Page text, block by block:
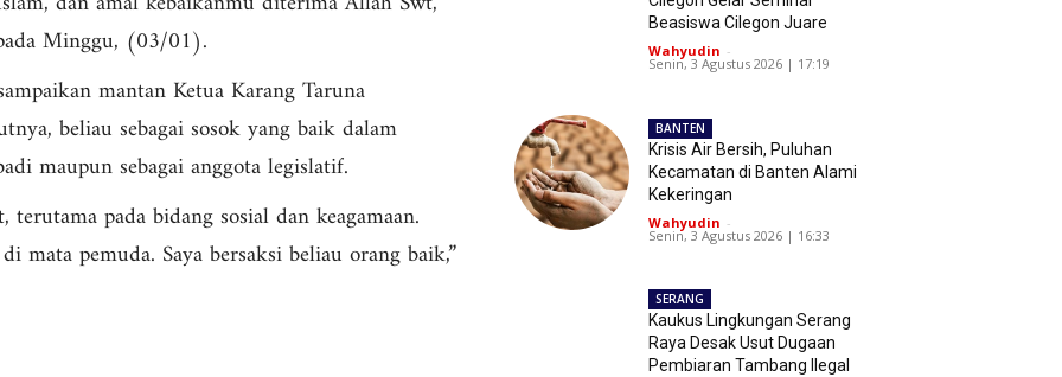
Minggu, (03/01).
mantan Ketua Karang Taruna
beliau sebagai sosok yang baik dalam
maupun sebagai anggota legislatif.
pada bidang sosial dan keagamaan.
mata pemuda. Saya bersaksi beliau orang baik,”
Beasiswa Cilegon Juare
Wahyudin -
Senin, 3 Agustus 2026 | 17:19
BANTEN
Krisis Air Bersih, Puluhan
Kecamatan di Banten Alami
Kekeringan
Wahyudin -
Senin, 3 Agustus 2026 | 16:33
SERANG
Kaukus Lingkungan Serang
Raya Desak Usut Dugaan
Pembiaran Tambang Ilegal